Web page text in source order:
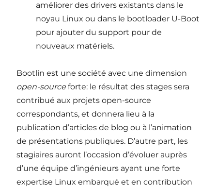
améliorer des drivers existants dans le
noyau Linux ou dans le bootloader U-Boot
pour ajouter du support pour de
nouveaux matériels.
Bootlin est une société avec une dimension
open-sourceforte: le résultat des stages sera
contribué aux projets open-source
correspondants, et donnera lieu à la
publication d’articles de blog ou à l’animation
de présentations publiques. D’autre part, les
stagiaires auront l’occasion d’évoluer auprès
d’une équipe d’ingénieurs ayant une forte
expertise Linux embarqué et en contribution